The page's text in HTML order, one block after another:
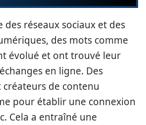
des réseaux sociaux et des
des mots comme
évolué et ont trouvé leur
en ligne. Des
de contenu
pour établir une connexion
Cela a entraîné une